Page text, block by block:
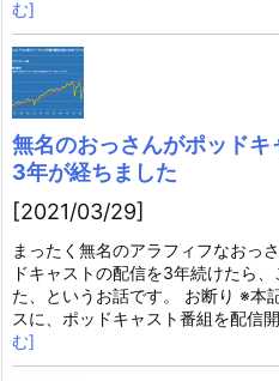
む]
無名のおっさんがポッドキ
3年が経ちました
[2021/03/29]
まったく無名のアラフィフなおっ
ドキャストの配信を3年続けたら
た、というお話です。 お断り ※本
スに、ポッドキャスト番組を配信
む]